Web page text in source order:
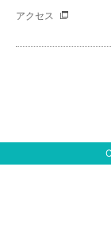
アクセス